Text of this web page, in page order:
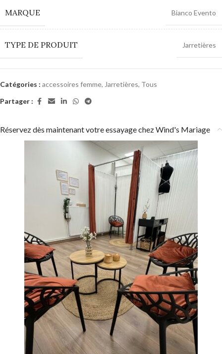
MARQUE Bianco Evento
TYPE DE PRODUIT Jarretières
Catégories : accessoires femme, Jarretières, Tous
Partager :
Réservez dès maintenant votre essayage chez Wind's Mariage